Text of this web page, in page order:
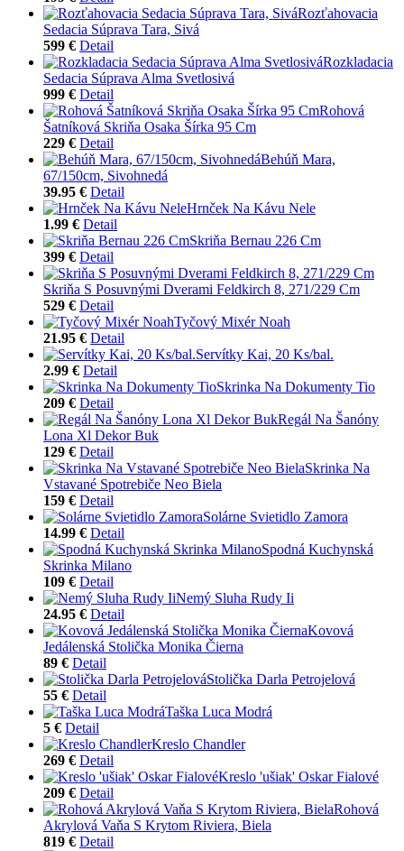
Rozťahovacia
Sedacia Súprava Tara, Sivá
599 € Detail
Rozkladacia
Sedacia Súprava Alma Svetlosivá
999 € Detail
Rohová
Šatníková Skriňa Osaka Šírka 95 Cm
229 € Detail
Behúň Mara,
67/150cm, Sivohnedá
39.95 € Detail
Hrnček Na Kávu Nele
1.99 € Detail
Skriňa Bernau 226 Cm
399 € Detail
Skriňa S Posuvnými Dverami Feldkirch 8, 271/229 Cm
529 € Detail
Tyčový Mixér Noah
21.95 € Detail
Servítky Kai, 20 Ks/bal.
2.99 € Detail
Skrinka Na Dokumenty Tio
209 € Detail
Regál Na Šanóny
Lona Xl Dekor Buk
129 € Detail
Skrinka Na
Vstavané Spotrebiče Neo Biela
159 € Detail
Solárne Svietidlo Zamora
14.99 € Detail
Spodná Kuchynská
Skrinka Milano
109 € Detail
Nemý Sluha Rudy Ii
24.95 € Detail
Kovová
Jedálenská Stolička Monika Čierna
89 € Detail
Stolička Darla Petrojelová
55 € Detail
Taška Luca Modrá
5 € Detail
Kreslo Chandler
269 € Detail
Kreslo 'ušiak' Oskar Fialové
209 € Detail
Rohová
Akrylová Vaňa S Krytom Riviera, Biela
819 € Detail